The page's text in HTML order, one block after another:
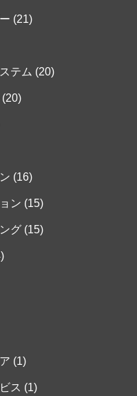
(21)
テム (20)
(16)
ン (15)
グ (15)
(1)
ス (1)